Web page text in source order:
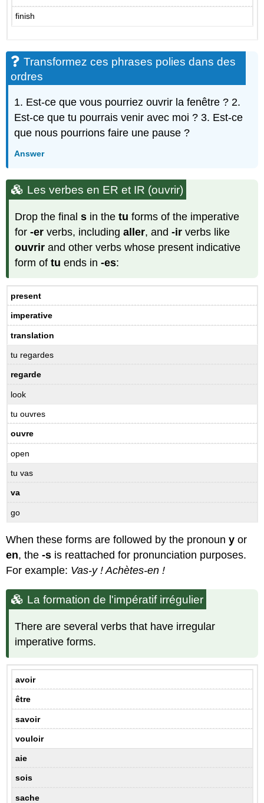
pronoms
relatifs
que
QUI
ou
?
Les
relatifs
dont
Dont
ou
Où
finish
Transformez ces phrases polies dans des
ordres
1. Est-ce que vous pourriez ouvrir la fenêtre ? 2.
Est-ce que tu pourrais venir avec moi ? 3. Est-ce
que nous pourrions faire une pause ?
Answer
Les verbes en ER et IR (ouvrir)
Drop the finals in thetu forms of the imperative
for-er verbs, includingaller, and-ir verbs like
ouvrir and other verbs whose present indicative
form oftu ends in-es:
present
imperative
translation
tu regardes
regarde
look
tu ouvres
ouvre
open
tu vas
va
go
When these forms are followed by the pronouny or
en, the-s is reattached for pronunciation purposes.
For example: Vas-y ! Achètes-en !
La formation de l'impératif irrégulier
There are several verbs that have irregular
imperative forms.
avoir
être
savoir
vouloir
aie
sois
sache